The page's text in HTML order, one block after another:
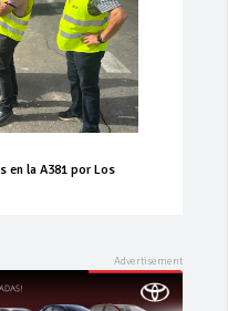
en la A381 por Los